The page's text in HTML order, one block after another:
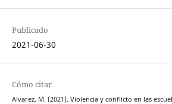
Publicado
2021-06-30
Cómo citar
Alvarez, M. (2021). Violencia y conflicto en las